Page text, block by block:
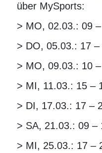
über MySports:
> MO, 02.03.: 09
> DO, 05.03.: 17 –
> MO, 09.03.: 10
> MI, 11.03.: 15 –
> DI, 17.03.: 17 –
> SA, 21.03.: 09 –
> MI, 25.03.: 17 –